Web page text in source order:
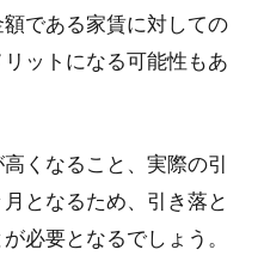
である家賃に対しての
ットになる可能性もあ
くなること、実際の引
となるため、引き落と
必要となるでしょう。